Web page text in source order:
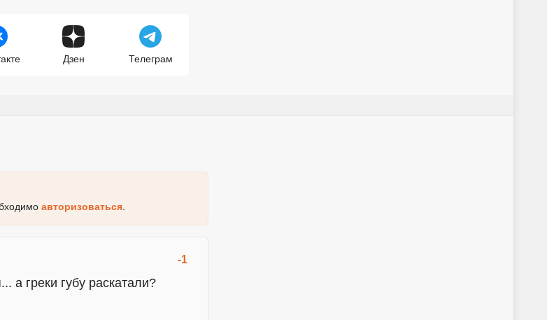
Дзен Телеграм
авторизоваться
-1
а греки губу раскатали?